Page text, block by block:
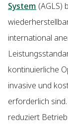
System (AGLS)
international
kontinuierliche
invasive und
erforderlich
reduziert